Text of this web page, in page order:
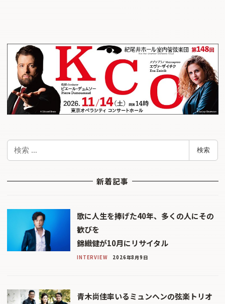
検
検索
新着記事
歌に人生を捧げた40年、多くの人にその
歓びを
錦織健が10月にリサイタル
INTERVIEW 2026年8月9日
青木尚佳率いるミュンヘンの弦楽トリオ